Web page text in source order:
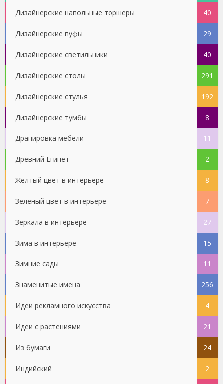
Дизайнерские напольные торшеры 40
Дизайнерские пуфы 29
Дизайнерские светильники 40
Дизайнерские столы 291
Дизайнерские стулья 192
Дизайнерские тумбы 8
Драпировка мебели 11
Древний Египет 2
Жёлтый цвет в интерьере 8
Зеленый цвет в интерьере 7
Зеркала в интерьере 27
Зима в интерьере 15
Зимние сады 11
Знаменитые имена 256
Идеи рекламного искусства 4
Идеи с растениями 21
Из бумаги 24
Индийский 2